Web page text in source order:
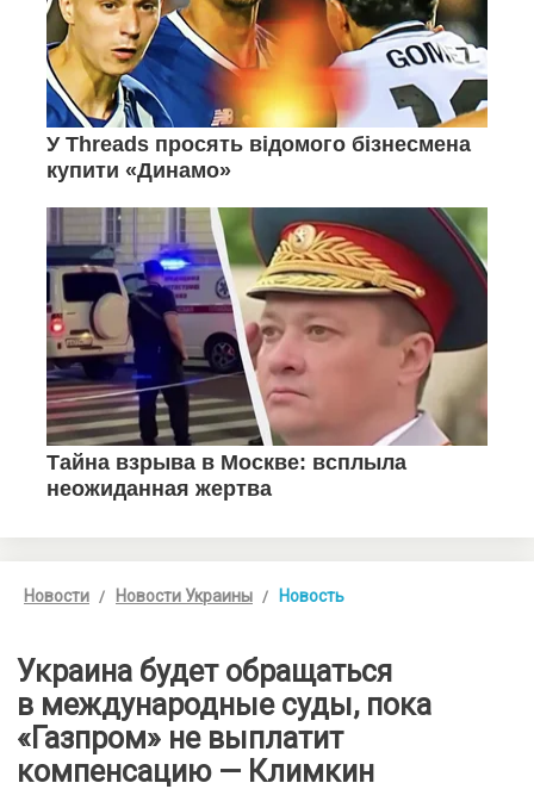
Новости Новости Украины Новость
Украина будет обращаться
в международные суды, пока
«Газпром» не выплатит
компенсацию — Климкин